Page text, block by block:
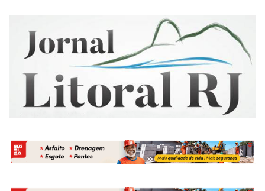
content
Jornal
Litoral